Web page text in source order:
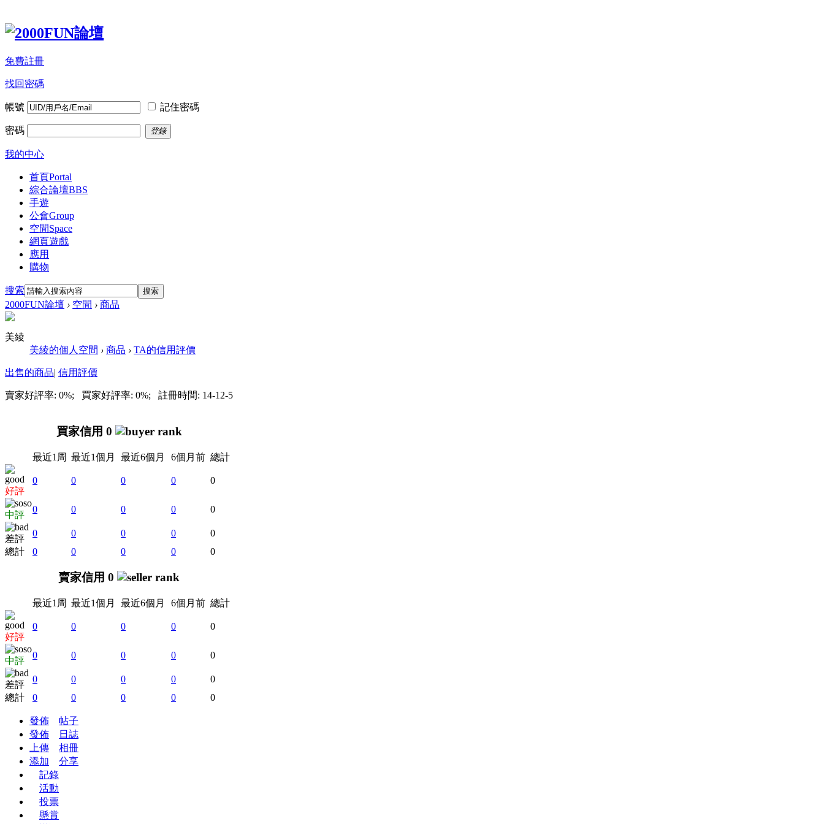
免費註冊
找回密碼
帳號 記住密碼
密碼 登錄
我的中心
首頁Portal
綜合論壇BBS
手遊
公會Group
空間Space
網頁遊戲
應用
購物
搜索 搜索
2000FUN論壇 › 空間 › 商品
美綾
美綾的個人空間 › 商品 › TA的信用評價
出售的商品| 信用評價
賣家好評率: 0%; 買家好評率: 0%; 註冊時間: 14-12-5
買家信用 0
最近1周 最近1個月 最近6個月 6個月前 總計
好評
0 0 0 0 0
中評
0 0 0 0 0
差評
0 0 0 0
0
總計
0 0 0 0 0
賣家信用 0
最近1周 最近1個月 最近6個月 6個月前 總計
好評
0 0 0 0 0
中評
0 0 0 0 0
差評
0 0 0 0
0
總計
0 0 0 0 0
發佈
帖子
發佈
日誌
上傳
相冊
添加
分享
記錄
活動
投票
懸賞